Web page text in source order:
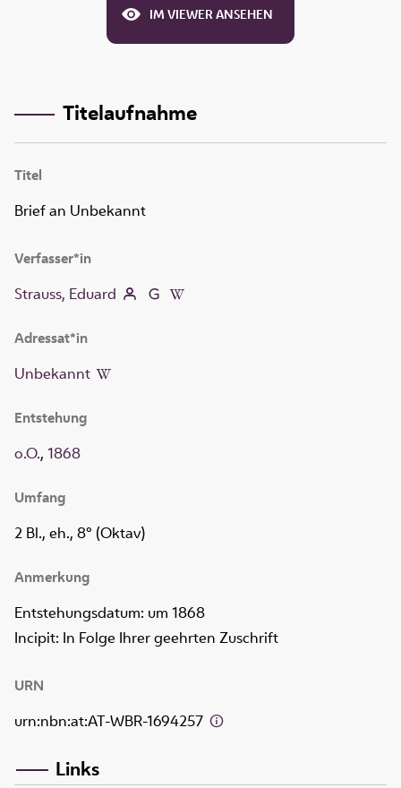
IM VIEWER ANSEHEN
Titelaufnahme
Titel
Brief an Unbekannt
Verfasser*in
Strauss, Eduard
Adressat*in
Unbekannt
Entstehung
o.O., 1868
Umfang
2 Bl., eh., 8° (Oktav)
Anmerkung
Entstehungsdatum: um 1868
Incipit: In Folge Ihrer geehrten Zuschrift
URN
urn:nbn:at:AT-WBR-1694257
Links